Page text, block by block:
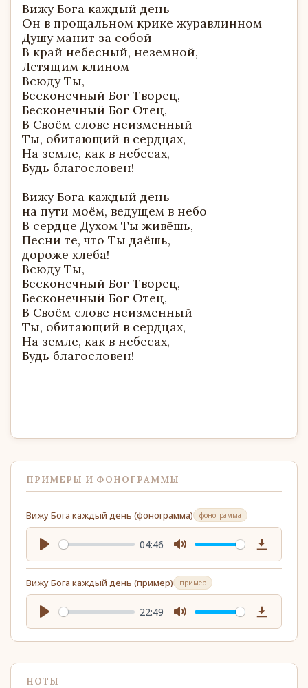
Вижу Бога каждый день
Он в прощальном крике журавлинном
Душу манит за собой
В край небесный, неземной,
Летящим клином
Всюду Ты,
Бесконечный Бог Творец,
Бесконечный Бог Отец,
В Своём слове неизменный
Ты, обитающий в сердцах,
На земле, как в небесах,
Будь благословен!
Вижу Бога каждый день
на пути моём, ведущем в небо
В сердце Духом Ты живёшь,
Песни те, что Ты даёшь,
дороже хлеба!
Всюду Ты,
Бесконечный Бог Творец,
Бесконечный Бог Отец,
В Своём слове неизменный
Ты, обитающий в сердцах,
На земле, как в небесах,
Будь благословен!
ПРИМЕРЫ И ФОНОГРАММЫ
Вижу Бога каждый день (фонограмма) фонограмма
04:46
Download
Вижу Бога каждый день (пример)
пример
22:49
Download
НОТЫ